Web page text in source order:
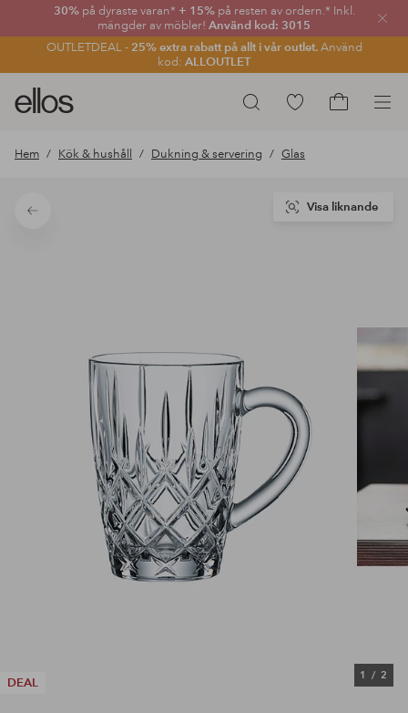
30% på dyraste varan* + 15% på resten av ordern.* Inkl.
mängder av möbler! Använd kod: 3015
OUTLETDEAL - 25% extra rabatt på allt i vår outlet.Använd
kod: ALLOUTLET
Sök
Ellos
logotyp
gå
förstasidan
Gå
favoritmarkerade
Hem Kök & hushåll Dukning & servering Glas
Tillbaka
DEAL
1 / 2
Visa liknande